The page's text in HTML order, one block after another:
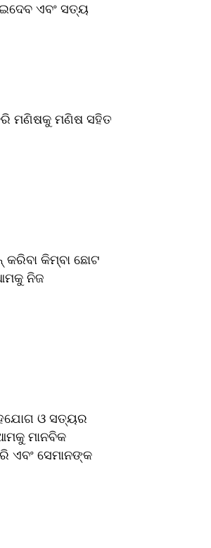
ଏବଂ ସତ୍ୟ
କରି ମଣିଷକୁ ମଣିଷ ସହିତ
କିମ୍ବା ଛୋଟ
ନିଜ
ଓ ସତ୍ୟର
ମାନବିକ
ଏବଂ ସେମାନଙ୍କ